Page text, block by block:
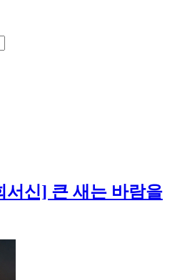
서신] 큰 새는 바람을